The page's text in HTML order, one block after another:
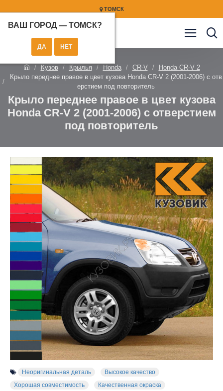
ТОМСК
ВАШ ГОРОД — ТОМСК?
Кузов Крылья Honda CR-V
Honda CR-V 2
Крыло переднее правое в цвет кузова Honda CR-V 2 (2001-2006) с отв
ерстием под повторитель
Крыло переднее правое в цвет кузова
Honda CR-V 2 (2001-2006) с отверстием
под повторитель
Неоригинальная деталь
Высокое качество
Хорошая совместимость
Качественная окраска